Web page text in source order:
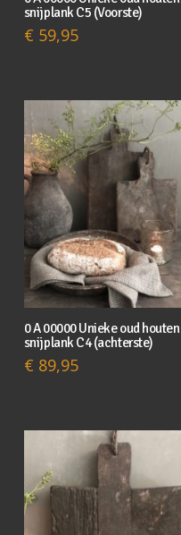
snijplank C5 (Voorste)
€ 59,95
0 A 00000 Unieke oud houten
snijplank C4 (achterste)
€ 89,95